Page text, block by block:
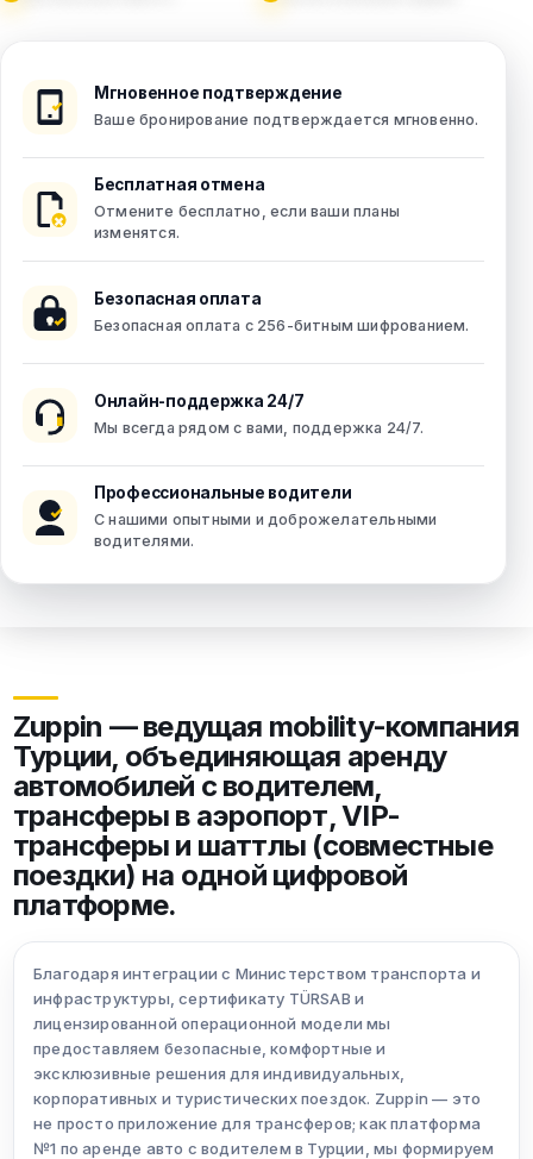
Мгновенное подтверждение
Ваше бронирование подтверждается мгновенно.
Бесплатная отмена
Отмените бесплатно, если ваши планы
изменятся.
Безопасная оплата
Безопасная оплата с 256-битным шифрованием.
Онлайн-поддержка 24/7
Мы всегда рядом с вами, поддержка 24/7.
Профессиональные водители
С нашими опытными и доброжелательными
водителями.
Zuppin — ведущая mobility-компания
Турции, объединяющая аренду
автомобилей с водителем,
трансферы в аэропорт, VIP-
трансферы и шаттлы (совместные
поездки) на одной цифровой
платформе.
Благодаря интеграции с Министерством транспорта и
инфраструктуры, сертификату TÜRSAB и
лицензированной операционной модели мы
предоставляем безопасные, комфортные и
эксклюзивные решения для индивидуальных,
корпоративных и туристических поездок. Zuppin — это
не просто приложение для трансферов; как платформа
№1 по аренде авто с водителем в Турции, мы формируем